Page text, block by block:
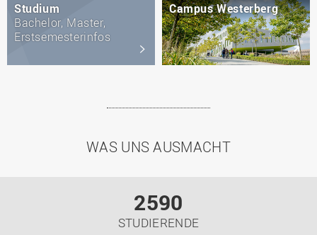
Studium
Bachelor, Master,
Erstsemesterinfos
Campus Westerberg
WAS UNS AUSMACHT
2590
STUDIERENDE